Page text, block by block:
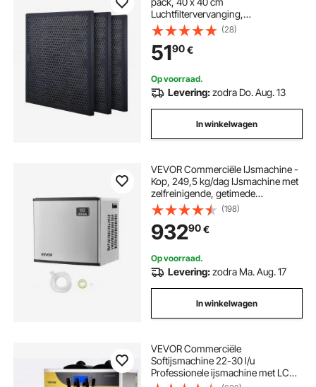
Luchtfiltervervanging,
Hoogrendementsfilters Niveau 2,
Compatibel met BlueDri en VEVOR
Scrubber, Luchtreiniger, Apparatuur
voor waterschadeherstel
(28)
5190€
Op voorraad.
Levering:zodra Do. Aug. 13
In winkelwagen
VEVOR Commerciële IJsmachine -
Kop, 249,5 kg/dag IJsmachine met
zelfreinigende, getimede
ijsproductie, instelbare dikte, voor
restaurants, bars, cafés en hotels -
Alleen kop
(198)
93290€
Op voorraad.
Levering:zodra Ma. Aug. 17
In winkelwagen
VEVOR Commerciële
Softijsmachine 22-30 l/u
Professionele ijsmachine met LCD-
display, 3 smaken, tafelmodel voor